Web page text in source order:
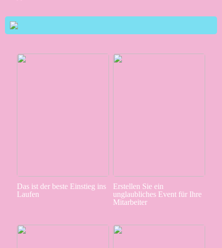
Das ist der beste Einstieg ins
Laufen
Erstellen Sie ein
unglaubliches Event für Ihre
Mitarbeiter